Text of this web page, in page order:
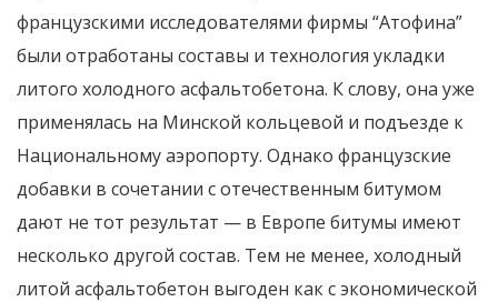
французскими исследователями фирмы “Атофина”
были отработаны составы и технология укладки
литого холодного асфальтобетона. К слову, она уже
применялась на Минской кольцевой и подъезде к
Национальному аэропорту. Однако французские
добавки в сочетании с отечественным битумом
дают не тот результат — в Европе битумы имеют
несколько другой состав. Тем не менее, холодный
литой асфальтобетон выгоден как с экономической